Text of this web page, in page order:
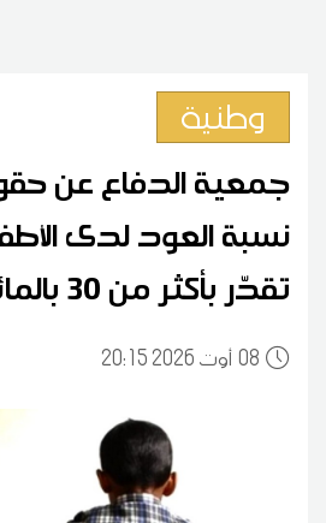
وطنية
جمعية الدفاع عن
نسبة العود لدى
تقدّر بأكثر من 30 بالمائة
0820:15 2026 أوت